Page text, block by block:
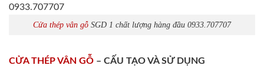
Cửa thép vân gỗ SGD 1 chất lượng hàng đầu 0933.707707
CỬA THÉP VÂN GỖ – CẤU TẠO VÀ SỬ DỤNG